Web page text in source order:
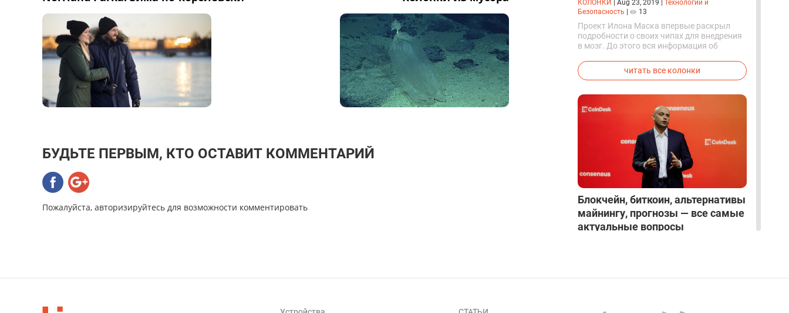
БУДЬТЕ ПЕРВЫМ, КТО ОСТАВИТ КОММЕНТАРИЙ
Пожалуйста, авторизируйтесь для возможности комментировать
КОЛОНКИ Aug 23, 2019
Технологии и
Безопасность
13
Проект Илона Маска впервые раскрыл
подробности о своих чипах для внедрения
в мозг. До этого вся информация об
читать все колонки
Блокчейн, биткоин, альтернативы
майнингу, прогнозы — все самые
актуальные вопросы
17